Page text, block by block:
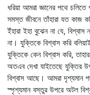
ধরিয়া আমরা জ্ঞানের পথে
সমস্ত জীবনে তাঁহারা যত কাজ
ইঁহারা ইহা বুঝেন না যে,
না। যুক্তিকে বিশ্বাস করি
যুক্তিকে কেন বিশ্বাস করি,
অতএব দেখা যাইতেছে যুক্তির
বিশ্বাস আছে। আমরা দৃশ্যমান
স্পৃশ্যমান বস্তুর উপরে অটল